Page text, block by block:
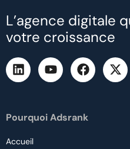
L’agence digitale
votre croissance
Pourquoi Adsrank
Accueil